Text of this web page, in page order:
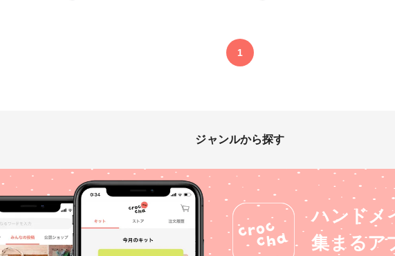
1
ジャンルから探す
ハンドメ
集まるア